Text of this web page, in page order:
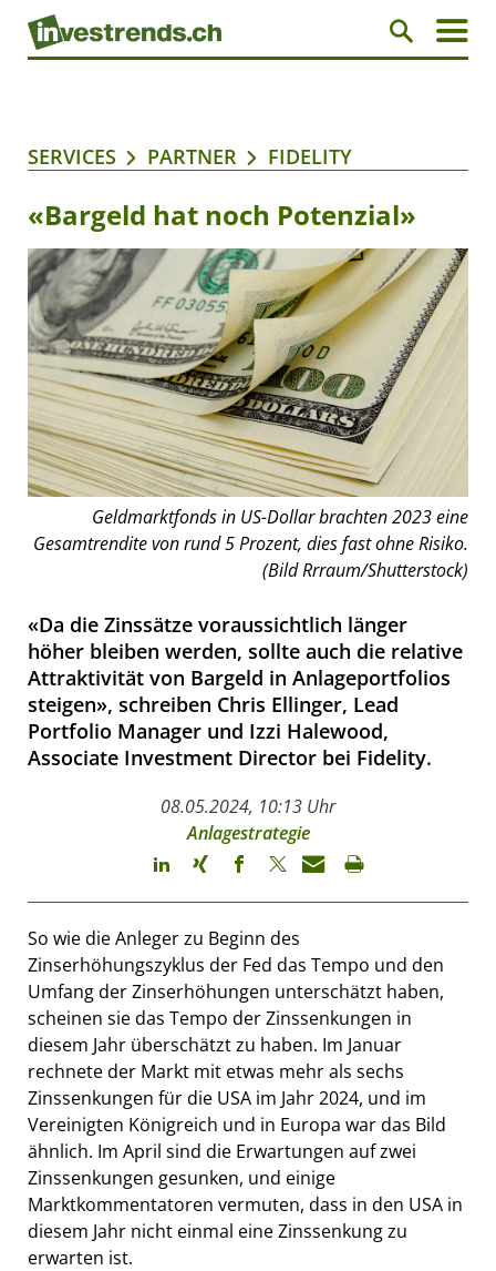
SERVICES PARTNER FIDELITY
«Bargeld hat noch Potenzial»
Geldmarktfonds in US-Dollar brachten 2023 eine
Gesamtrendite von rund 5 Prozent, dies fast ohne Risiko.
(Bild Rrraum/Shutterstock)
«Da die Zinssätze voraussichtlich länger
höher bleiben werden, sollte auch die relative
Attraktivität von Bargeld in Anlageportfolios
steigen», schreiben Chris Ellinger, Lead
Portfolio Manager und Izzi Halewood,
Associate Investment Director bei Fidelity.
08.05.2024, 10:13 Uhr
Anlagestrategie
So wie die Anleger zu Beginn des
Zinserhöhungszyklus der Fed das Tempo und den
Umfang der Zinserhöhungen unterschätzt haben,
scheinen sie das Tempo der Zinssenkungen in
diesem Jahr überschätzt zu haben. Im Januar
rechnete der Markt mit etwas mehr als sechs
Zinssenkungen für die USA im Jahr 2024, und im
Vereinigten Königreich und in Europa war das Bild
ähnlich. Im April sind die Erwartungen auf zwei
Zinssenkungen gesunken, und einige
Marktkommentatoren vermuten, dass in den USA in
diesem Jahr nicht einmal eine Zinssenkung zu
erwarten ist.